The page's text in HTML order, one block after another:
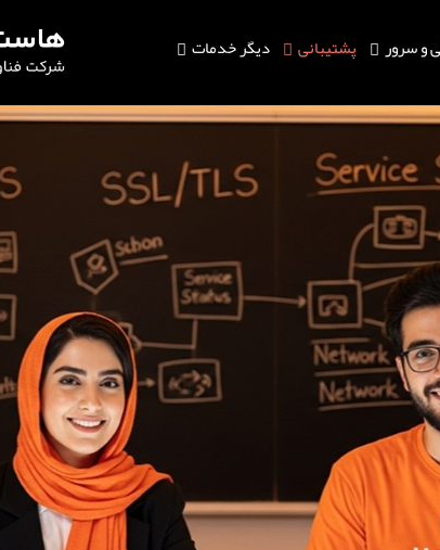
و سرور پشتیبانی دیگر خدمات